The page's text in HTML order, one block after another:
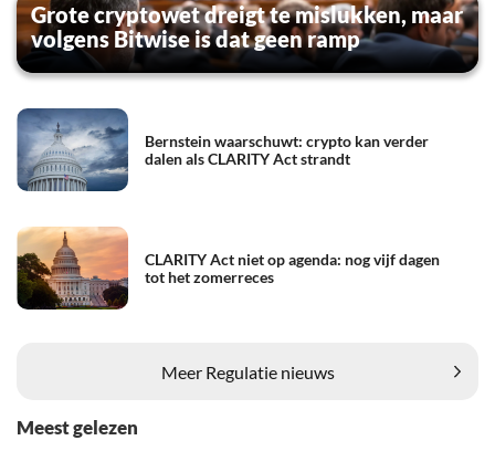
Grote cryptowet dreigt te mislukken, maar
volgens Bitwise is dat geen ramp
Bernstein waarschuwt: crypto kan verder
dalen als CLARITY Act strandt
CLARITY Act niet op agenda: nog vijf dagen
tot het zomerreces
Meer Regulatie nieuws
Meest gelezen